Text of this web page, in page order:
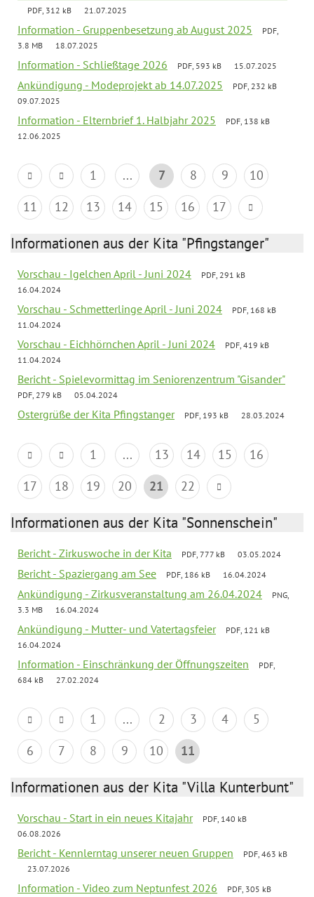
PDF, 312 kB 21.07.2025
Information - Gruppenbesetzung ab August 2025
PDF,
3.8 MB
18.07.2025
Information - Schließtage 2026 PDF, 593 kB 15.07.2025
Ankündigung - Modeprojekt ab 14.07.2025
PDF, 232 kB
09.07.2025
Information - Elternbrief 1. Halbjahr 2025
PDF, 138 kB
12.06.2025
1 ... 7 8 9
10
11
12 13 14 15 16 17
Informationen aus der Kita "Pfingstanger"
Vorschau - Igelchen April - Juni 2024
PDF, 291 kB
16.04.2024
Vorschau - Schmetterlinge April - Juni 2024
PDF, 168 kB
11.04.2024
Vorschau - Eichhörnchen April - Juni 2024
PDF, 419 kB
11.04.2024
Bericht - Spielevormittag im Seniorenzentrum "Gisander"
PDF, 279 kB 05.04.2024
Ostergrüße der Kita Pfingstanger PDF, 193 kB 28.03.2024
1 ... 13 14 15
16
17
18 19 20 21 22
Informationen aus der Kita "Sonnenschein"
Bericht - Zirkuswoche in der Kita PDF, 777 kB 03.05.2024
Bericht - Spaziergang am See PDF, 186 kB 16.04.2024
Ankündigung - Zirkusveranstaltung am 26.04.2024
PNG,
3.3 MB
16.04.2024
Ankündigung - Mutter- und Vatertagsfeier
PDF, 121 kB
16.04.2024
Information - Einschränkung der Öffnungszeiten
PDF,
684 kB
27.02.2024
1 ... 2 3 4
5
6
7 8 9 10 11
Informationen aus der Kita "Villa Kunterbunt"
Vorschau - Start in ein neues Kitajahr
PDF, 140 kB
06.08.2026
Bericht - Kennlerntag unserer neuen Gruppen
PDF, 463 kB
23.07.2026
Information - Video zum Neptunfest 2026 PDF, 305 kB